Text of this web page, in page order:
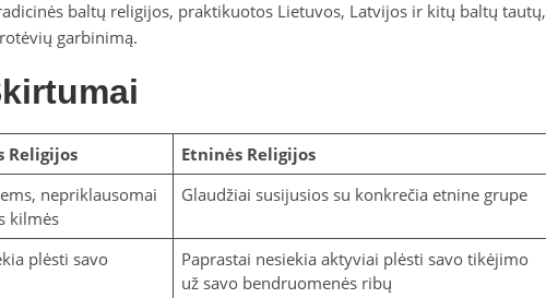
baltų religijos, praktikuotos Lietuvos, Latvijos ir kitų baltų tautų,
garbinimą.
Religijos
Etninės Religijos
nepriklausomai
kilmės
Glaudžiai susijusios su konkrečia etnine grupe
plėsti savo
Paprastai nesiekia aktyviai plėsti savo tikėjimo
už savo bendruomenės ribų